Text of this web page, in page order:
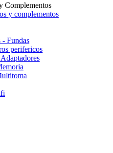
Complementos
y complementos
- Fundas
perifericos